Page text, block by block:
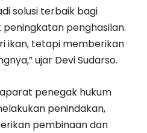
solusi terbaik bagi
penghasilan.
ikan, tetapi memberikan
ujar Devi Sudarso.
penegak hukum
penindakan,
pembinaan dan